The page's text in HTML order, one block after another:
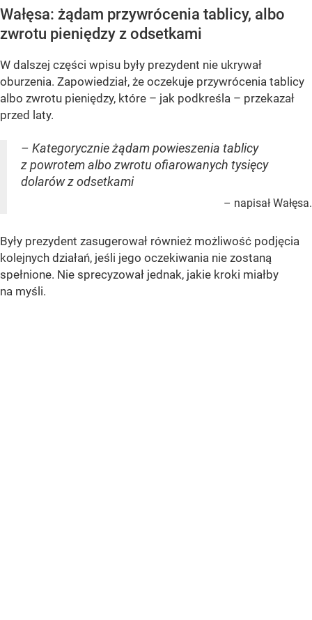
Wałęsa: żądam przywrócenia tablicy, albo
zwrotu pieniędzy z odsetkami
W dalszej części wpisu były prezydent nie ukrywał
oburzenia. Zapowiedział, że oczekuje przywrócenia tablicy
albo zwrotu pieniędzy, które – jak podkreśla – przekazał
przed laty.
– Kategorycznie żądam powieszenia tablicy
z powrotem albo zwrotu ofiarowanych tysięcy
dolarów z odsetkami
– napisał Wałęsa.
Były prezydent zasugerował również możliwość podjęcia
kolejnych działań, jeśli jego oczekiwania nie zostaną
spełnione. Nie sprecyzował jednak, jakie kroki miałby
na myśli.